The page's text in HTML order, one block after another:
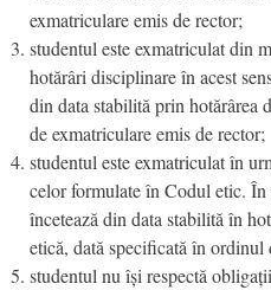
exmatriculare emis de rector;
studentul este exmatriculat din
hotărâri disciplinare în acest
din data stabilită prin hotărârea
de exmatriculare emis de rector;
studentul este exmatriculat în
celor formulate în Codul etic. În
încetează din data stabilită în
etică, dată specificată în ordinul
studentul nu își respectă